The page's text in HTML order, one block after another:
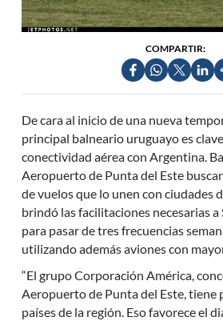
COMPARTIR:
De cara al inicio de una nueva
principal balneario uruguayo es
conectividad aérea con Argentina.
Aeropuerto de Punta del Este
de vuelos que lo unen con ciudades
brindó las facilitaciones necesarias a
para pasar de tres frecuencias
utilizando además aviones con
“El grupo Corporación América,
Aeropuerto de Punta del Este, tiene
países de la región. Eso favorece el